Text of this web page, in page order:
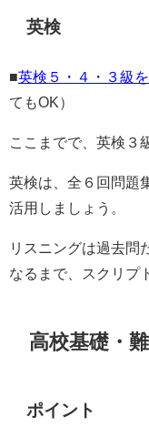
英検
■英検５・４・３級
てもOK）
ここまでで、英検３
英検は、全６回問題
活用しましょう。
リスニングは過去問
なるまで、スクリプ
高校基礎・
ポイント